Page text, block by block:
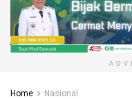
Home Nasional